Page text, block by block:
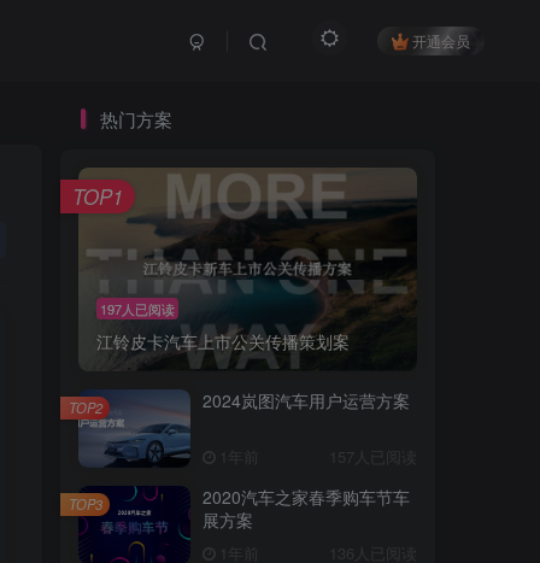
开通会员
热门方案
197人已阅读
江铃皮卡汽车上市公关传播策划案
TOP1
2024岚图汽车用户运营方案
1年前 157人已阅读
TOP2
2020汽车之家春季购车节车
展方案
1年前 136人已阅读
TOP3